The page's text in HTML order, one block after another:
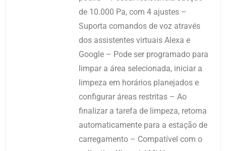
de 10.000 Pa, com 4 ajustes –
Suporta comandos de voz através
dos assistentes virtuais Alexa e
Google – Pode ser programado para
limpar a área selecionada, iniciar a
limpeza em horários planejados e
configurar áreas restritas – Ao
finalizar a tarefa de limpeza, retorna
automaticamente para a estação de
carregamento – Compatível com o